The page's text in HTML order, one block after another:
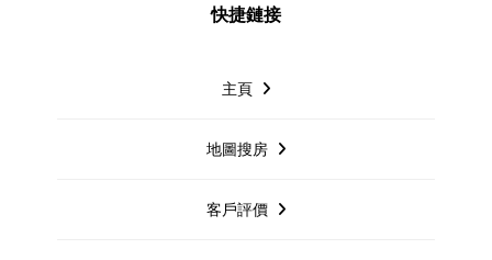
快捷鏈接
主頁
地圖搜房
客戶評價